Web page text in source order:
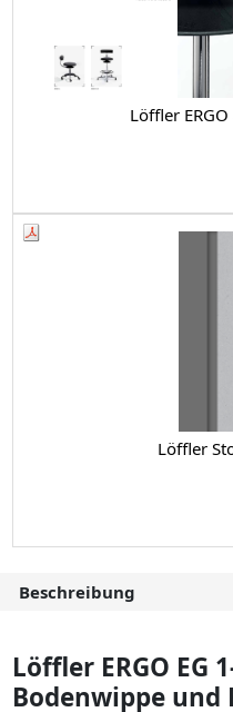
Löffler
Löffler
Beschreibung
Löffler ERGO EG
Bodenwippe und